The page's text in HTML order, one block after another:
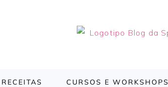
RECEITAS CURSOS E WORKSHOPS